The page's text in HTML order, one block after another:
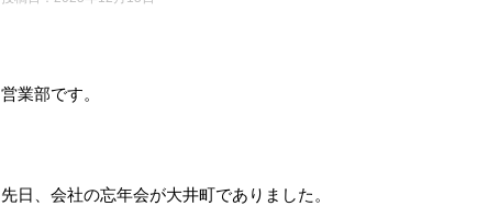
営業部です。
先日、会社の忘年会が大井町でありました。